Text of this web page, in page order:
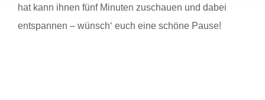
hat kann ihnen fünf Minuten zuschauen und dabei
entspannen – wünsch‘ euch eine schöne Pause!